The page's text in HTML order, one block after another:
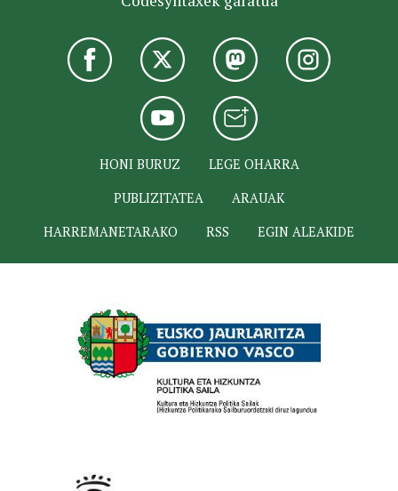
HONI BURUZ
LEGE OHARRA
PUBLIZITATEA
ARAUAK
HARREMANETARAKO
RSS EGIN ALEAKIDE